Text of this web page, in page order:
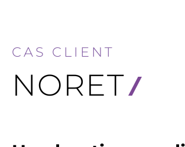
CAS CLIENT
NORET